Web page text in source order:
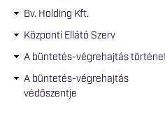
Bv. Holding Kft.
Központi Ellátó Szerv
A büntetés-végrehajtás
A büntetés-végrehajtás
védőszentje